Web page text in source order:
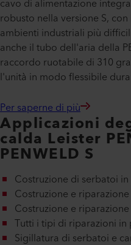
cavo di alimentazione
robusto nella versione S,
ambienti industriali più
anche il tubo dell'aria della
raccordo ruotabile di 310
l'unità in modo flessibile
Per saperne di più
Applicazioni
calda Leister
PENWELD S
Costruzione di serbatoi
Costruzione e
Costruzione e
Tutti i tipi di riparazioni in
Sigillatura di serbatoi e